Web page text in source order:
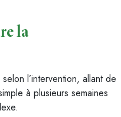
la
l’intervention, allant de
à plusieurs semaines